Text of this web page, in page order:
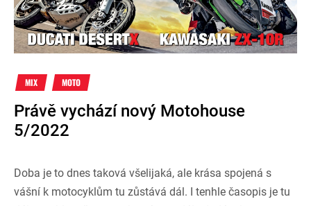
MIX MOTO
Právě vychází nový Motohouse
5/2022
Doba je to dnes taková všelijaká, ale krása spojená s
vášní k motocyklům tu zůstává dál. I tenhle časopis je tu